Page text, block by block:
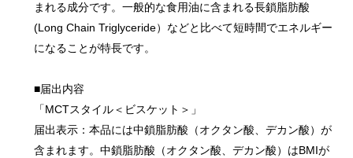
まれる成分です。一般的な食用油に含まれる長鎖脂肪酸
(Long Chain Triglyceride）などと比べて短時間でエネルギー
になることが特長です。
■届出内容
「MCTスタイル＜ビスケット＞」
届出表示：本品には中鎖脂肪酸（オクタン酸、デカン酸）が
含まれます。中鎖脂肪酸（オクタン酸、デカン酸）はBMIが